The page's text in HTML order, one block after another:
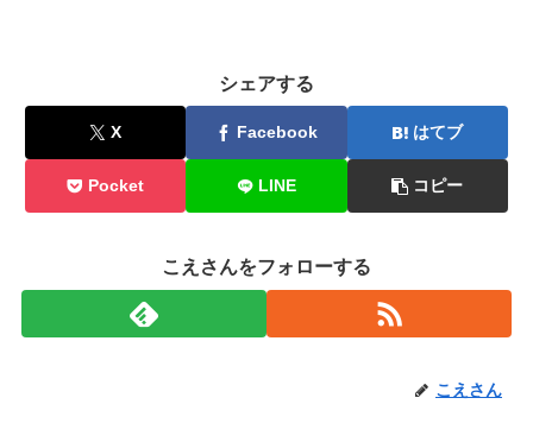
シェアする
X Facebook はてブ
Pocket LINE コピー
こえさんをフォローする
こえさん